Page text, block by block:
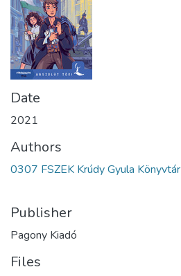
Date
2021
Authors
0307 FSZEK Krúdy Gyula Könyvtár
Publisher
Pagony Kiadó
Files